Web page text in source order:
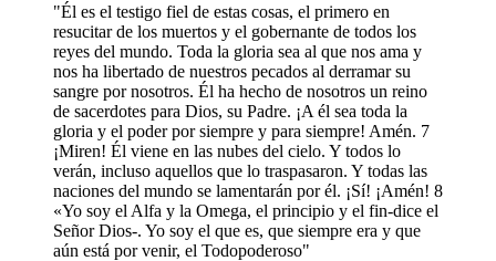
"Él es el testigo fiel de estas cosas, el primero en
resucitar de los muertos y el gobernante de todos los
reyes del mundo. Toda la gloria sea al que nos ama y
nos ha libertado de nuestros pecados al derramar su
sangre por nosotros. Él ha hecho de nosotros un reino
de sacerdotes para Dios, su Padre. ¡A él sea toda la
gloria y el poder por siempre y para siempre! Amén. 7
¡Miren! Él viene en las nubes del cielo. Y todos lo
verán, incluso aquellos que lo traspasaron. Y todas las
naciones del mundo se lamentarán por él. ¡Sí! ¡Amén! 8
«Yo soy el Alfa y la Omega, el principio y el fin-dice el
Señor Dios-. Yo soy el que es, que siempre era y que
aún está por venir, el Todopoderoso"